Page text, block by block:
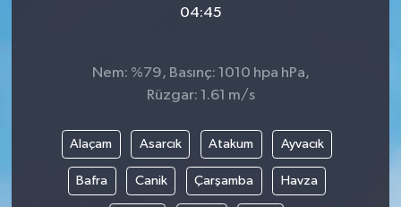
04:45
Nem: %79, Basınç: 1010 hpa hPa,
Rüzgar: 1.61 m/s
Alaçam Asarcık Atakum Ayvacık
Bafra Canik Çarşamba Havza